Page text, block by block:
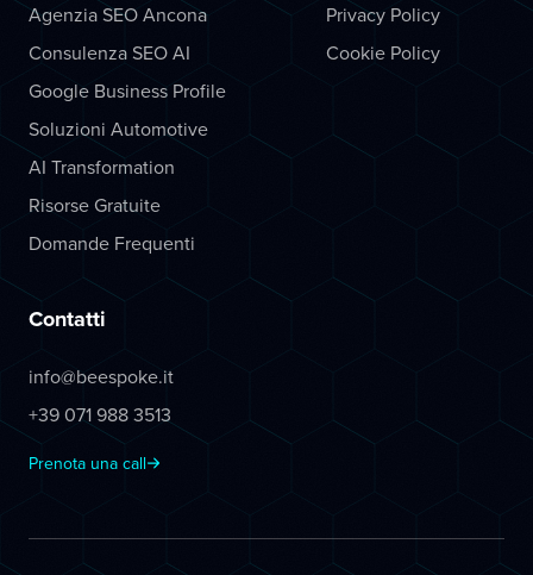
Agenzia SEO Ancona
Consulenza SEO AI
Google Business Profile
Soluzioni Automotive
AI Transformation
Risorse Gratuite
Domande Frequenti
Privacy Policy
Cookie Policy
Contatti
info@beespoke.it
+39 071 988 3513
Prenota una call